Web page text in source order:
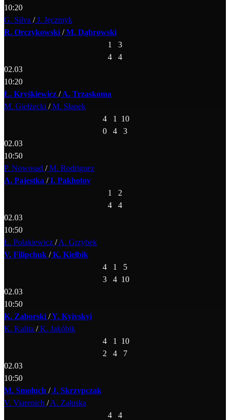
10:20
G. Silva /J. Jęczmyk
R. Orczykowski /M. Dąbrowski
1
3
4
4
02.03
10:20
Ł. Kryśkiewicz /A. Trzaskoma
M. Giełżecki /M. Słapek
4
1
10
0
4
3
02.03
10:50
P. Nowosad /M. Rodriguez
A. Pajestka /I. Pakhotov
1
2
4
4
02.03
10:50
Ł. Polakiewicz /A. Grzybek
V. Filipchuk /K. Kiełbik
4
1
5
3
4 10
02.03
10:50
K. Zaborski /Y. Kyivskyi
K. Kalita /K. Jakóbik
4
1
10
2
4
7
02.03
10:50
M. Smoluch /J. Skrzypczak
V. Viarenich /A. Załuska
4
4